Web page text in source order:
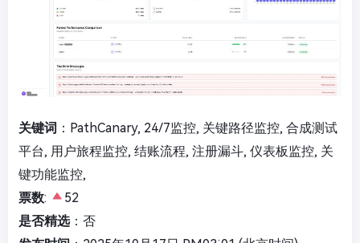
关键词 ：PathCanary, 24/7监控, 关键路径监控, 合成测试
平台, 用户旅程监控, 结账流程, 注册漏斗, 仪表板监控, 关
键功能监控,
票数:
52
是否精选：否